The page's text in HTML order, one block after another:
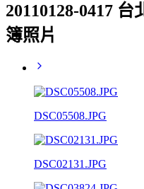
20110128-0417
簿照片
DSC05508.JPG
DSC02131.JPG